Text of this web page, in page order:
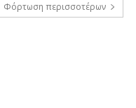
Φόρτωση περισσοτέρων